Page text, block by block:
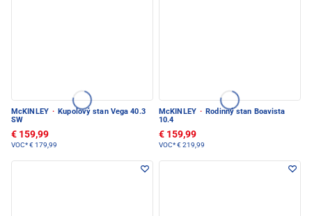
McKINLEY · Kupolový stan Vega 40.3
SW
€ 159,99
VOC*€ 179,99
McKINLEY · Rodinný stan Boavista
10.4
€ 159,99
VOC*€ 219,99